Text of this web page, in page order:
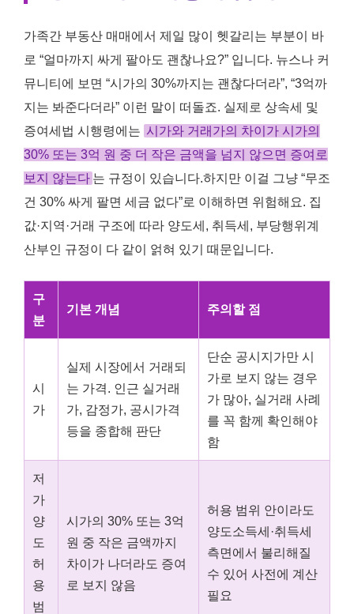
가족간 부동산 매매에서 제일 많이 헷갈리는 부분이 바
로 “얼마까지 싸게 팔아도 괜찮나요?” 입니다. 뉴스나 커
뮤니티에 보면 “시가의 30%까지는 괜찮다더라”, “3억까
지는 봐준다더라” 이런 말이 떠돌죠. 실제로 상속세 및
증여세법 시행령에는 시가와 거래가의 차이가 시가의
30% 또는 3억 원 중 더 작은 금액을 넘지 않으면 증여로
보지 않는다 는 규정이 있습니다.하지만 이걸 그냥 “무조
건 30% 싸게 팔면 세금 없다”로 이해하면 위험해요. 집
값·지역·거래 구조에 따라 양도세, 취득세, 부당행위계
산부인 규정이 다 같이 얽혀 있기 때문입니다.
구
분
기본 개념 주의할 점
시
가
실제 시장에서 거래되
는 가격. 인근 실거래
가, 감정가, 공시가격
등을 종합해 판단
단순 공시지가만 시
가로 보지 않는 경우
가 많아, 실거래 사례
를 꼭 함께 확인해야
함
저
가
양
도
허
용
범
시가의 30% 또는 3억
원 중 작은 금액까지
차이가 나더라도 증여
로 보지 않음
허용 범위 안이라도
양도소득세·취득세
측면에서 불리해질
수 있어 사전에 계산
필요